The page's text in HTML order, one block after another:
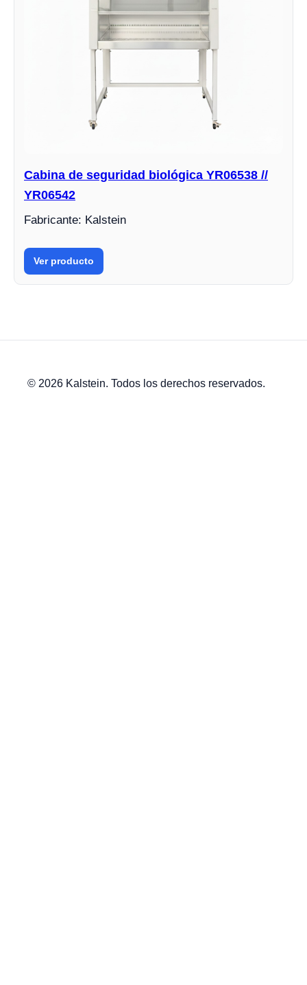
Cabina de seguridad biológica YR06538 //
YR06542
Fabricante: Kalstein
Ver producto
© 2026 Kalstein. Todos los derechos reservados.